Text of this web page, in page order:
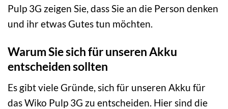
Pulp 3G zeigen Sie, dass Sie an die Person denken
und ihr etwas Gutes tun möchten.
Warum Sie sich für unseren Akku
entscheiden sollten
Es gibt viele Gründe, sich für unseren Akku für
das Wiko Pulp 3G zu entscheiden. Hier sind die